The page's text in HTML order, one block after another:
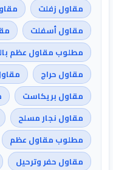
مقاول زفلت
مقاول أسفلت
مطلوب مقاول عظم
مقاول حراج
مقاول بريكاست
مقاول نجار مسلح
مطلوب مقاول عظم
مقاول حفر وترحيل